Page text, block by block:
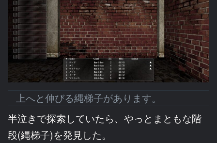
上へと伸びる縄梯子があります。
半泣きで探索していたら、やっとまともな階
段(縄梯子)を発見した。